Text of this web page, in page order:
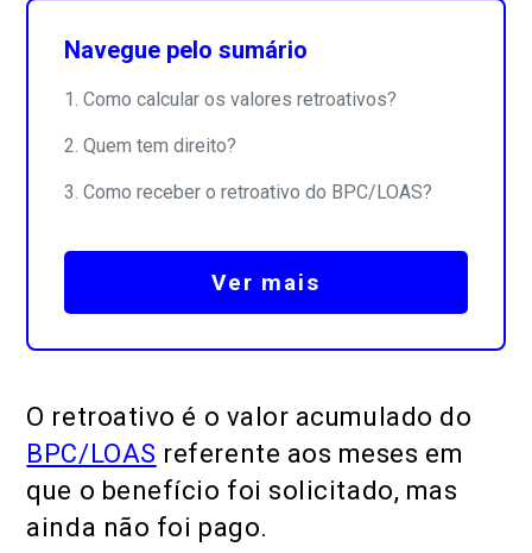
O retroativo é o valor acumulado do
BPC/LOAS referente aos meses em
que o benefício foi solicitado, mas
ainda não foi pago.
Navegue pelo sumário
Como calcular os valores retroativos?
Quem tem direito?
Como receber o retroativo do BPC/LOAS?
Ver mais